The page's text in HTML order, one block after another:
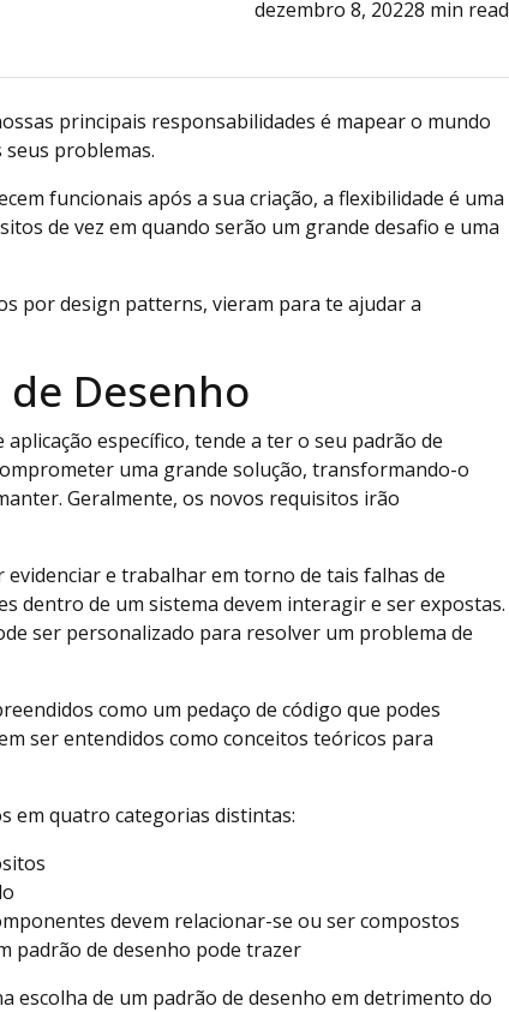
dezembro 8, 20228 min read
principais responsabilidades é mapear o mundo
problemas.
funcionais após a sua criação, a flexibilidade é uma
de vez em quando serão um grande desafio e uma
por design patterns, vieram para te ajudar a
Desenho
específico, tende a ter o seu padrão de
uma grande solução, transformando-o
Geralmente, os novos requisitos irão
e trabalhar em torno de tais falhas de
dentro de um sistema devem interagir e ser expostas.
ser personalizado para resolver um problema de
como um pedaço de código que podes
ser entendidos como conceitos teóricos para
em quatro categorias distintas:
devem relacionar-se ou ser compostos
padrão de desenho pode trazer
escolha de um padrão de desenho em detrimento do